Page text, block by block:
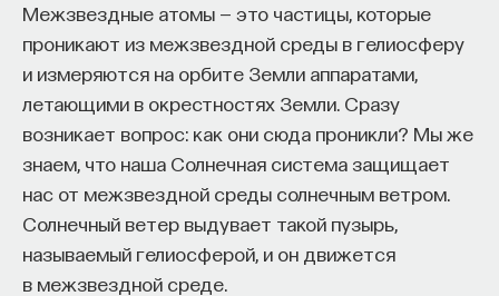
Межзвездные атомы — это частицы, которые
проникают из межзвездной среды в гелиосферу
и измеряются на орбите Земли аппаратами,
летающими в окрестностях Земли. Сразу
возникает вопрос: как они сюда проникли? Мы же
знаем, что наша Солнечная система защищает
нас от межзвездной среды солнечным ветром.
Солнечный ветер выдувает такой пузырь,
называемый гелиосферой, и он движется
в межзвездной среде.
процесс в организме? Какую роль играет
состояние сна для жизни человека? Что
происходит с нами, пока мы спим: какие циклы
мы проходим, какие механизмы задействованы?
Что нужно сделать, чтобы за ночь наши ресурсы
восполнялись и мы просыпались отдохнувшими.
Ответы на эти и другие вопросы можно найти,
записавшисьна курс «Наука сна: как управлять
своим сном»